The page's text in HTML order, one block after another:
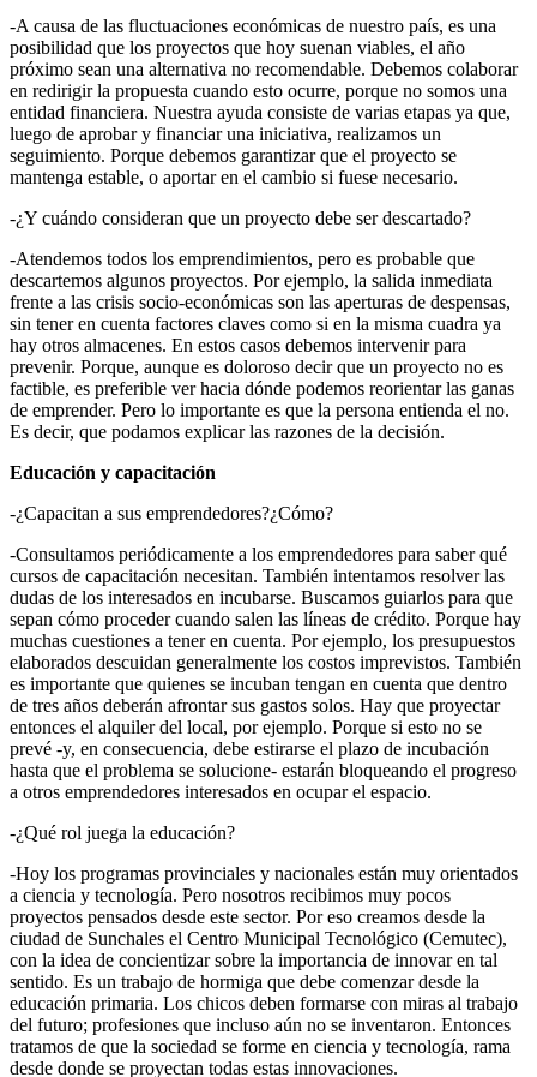
-A causa de las fluctuaciones económicas de nuestro país, es una
posibilidad que los proyectos que hoy suenan viables, el año
próximo sean una alternativa no recomendable. Debemos colaborar
en redirigir la propuesta cuando esto ocurre, porque no somos una
entidad financiera. Nuestra ayuda consiste de varias etapas ya que,
luego de aprobar y financiar una iniciativa, realizamos un
seguimiento. Porque debemos garantizar que el proyecto se
mantenga estable, o aportar en el cambio si fuese necesario.
-¿Y cuándo consideran que un proyecto debe ser descartado?
-Atendemos todos los emprendimientos, pero es probable que
descartemos algunos proyectos. Por ejemplo, la salida inmediata
frente a las crisis socio-económicas son las aperturas de despensas,
sin tener en cuenta factores claves como si en la misma cuadra ya
hay otros almacenes. En estos casos debemos intervenir para
prevenir. Porque, aunque es doloroso decir que un proyecto no es
factible, es preferible ver hacia dónde podemos reorientar las ganas
de emprender. Pero lo importante es que la persona entienda el no.
Es decir, que podamos explicar las razones de la decisión.
Educación y capacitación
-¿Capacitan a sus emprendedores?¿Cómo?
-Consultamos periódicamente a los emprendedores para saber qué
cursos de capacitación necesitan. También intentamos resolver las
dudas de los interesados en incubarse. Buscamos guiarlos para que
sepan cómo proceder cuando salen las líneas de crédito. Porque hay
muchas cuestiones a tener en cuenta. Por ejemplo, los presupuestos
elaborados descuidan generalmente los costos imprevistos. También
es importante que quienes se incuban tengan en cuenta que dentro
de tres años deberán afrontar sus gastos solos. Hay que proyectar
entonces el alquiler del local, por ejemplo. Porque si esto no se
prevé -y, en consecuencia, debe estirarse el plazo de incubación
hasta que el problema se solucione- estarán bloqueando el progreso
a otros emprendedores interesados en ocupar el espacio.
-¿Qué rol juega la educación?
-Hoy los programas provinciales y nacionales están muy orientados
a ciencia y tecnología. Pero nosotros recibimos muy pocos
proyectos pensados desde este sector. Por eso creamos desde la
ciudad de Sunchales el Centro Municipal Tecnológico (Cemutec),
con la idea de concientizar sobre la importancia de innovar en tal
sentido. Es un trabajo de hormiga que debe comenzar desde la
educación primaria. Los chicos deben formarse con miras al trabajo
del futuro; profesiones que incluso aún no se inventaron. Entonces
tratamos de que la sociedad se forme en ciencia y tecnología, rama
desde donde se proyectan todas estas innovaciones.